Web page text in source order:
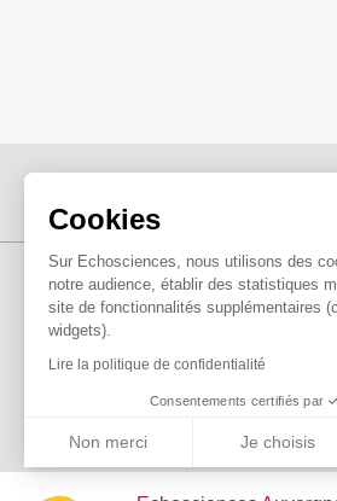
Cookies
Sur Echosciences, nous utilisons des
notre audience, établir des statistiques
site de fonctionnalités supplémentaires
widgets).
Lire la politique de confidentialité
Consentements certifiés par
Non merci Je choisis